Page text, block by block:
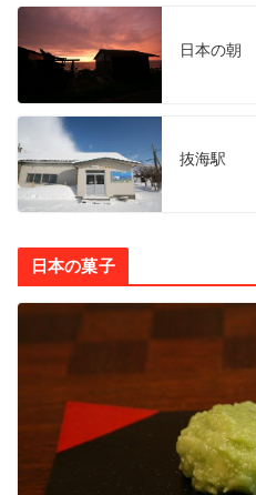
日本の朝
抜海駅
日本の菓子